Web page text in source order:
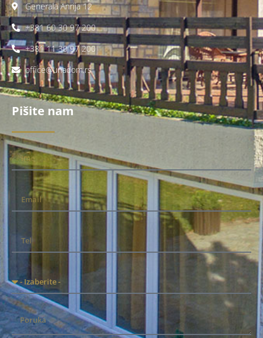
Generala Anrija 12
+381 60 30 97 200
+381 11 30 97 200
office@unadom.rs
Pišite nam